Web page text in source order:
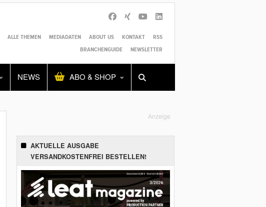
ALLE THEMEN MEDIADATEN ABOUT US KONTAKT
RSS
BRANCHENGUIDE
NEWSLETTER
NEWS ABO & SHOP
Alles Shop SUCHEN
Anzeige
AKTUELLE AUSGABE
VERSANDKOSTENFREI BESTELLEN!